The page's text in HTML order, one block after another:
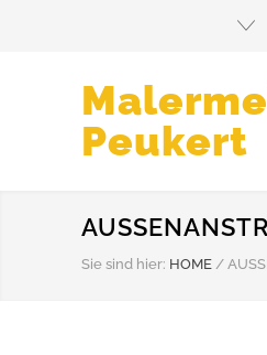
Peukert
Sie sind hier: HOME /